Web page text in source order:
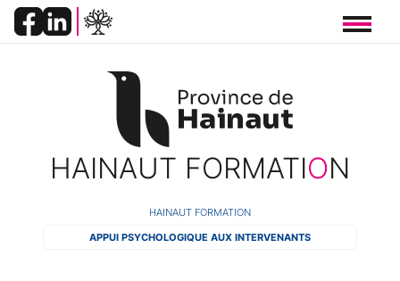
Panneau de gestion des cookies
HAINAUT FORMATION
D'ARIANE
HAINAUT FORMATION
APPUI PSYCHOLOGIQUE AUX INTERVENANTS